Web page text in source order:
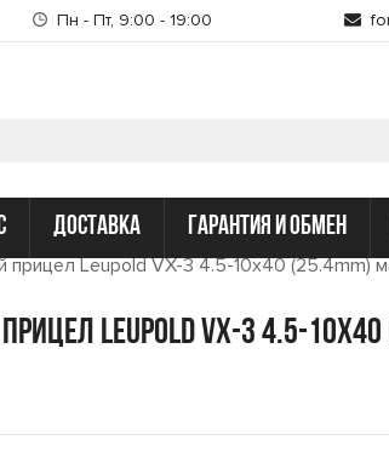
Пн - Пт, 9:00 - 19:00
доставка гарантия и обмен
прицел Leupold VX-3 4.5-10x40 (25.4mm)
Leupold VX-3 4.5-